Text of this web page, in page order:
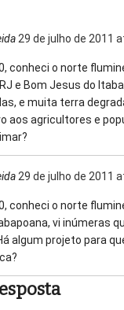
29 de julho de 2011
conheci o norte
e Bom Jesus do
e muita terra
aos agricultores e
29 de julho de 2011
conheci o norte
vi inúmeras
algum projeto para